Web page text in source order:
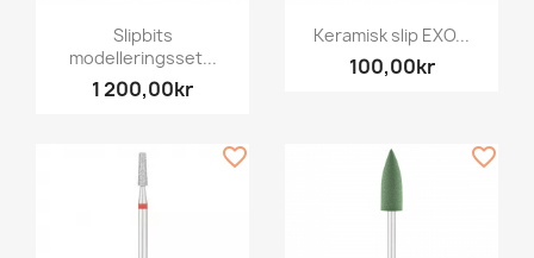
Slipbits
modelleringsset...
1 200,00kr
Keramisk slip EXO...
100,00kr
favorite_border favorite_border